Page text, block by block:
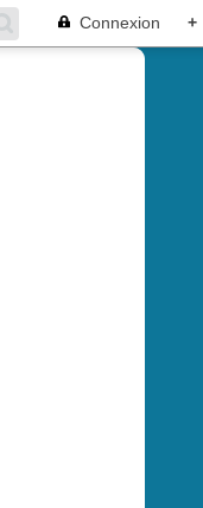
Connexion +